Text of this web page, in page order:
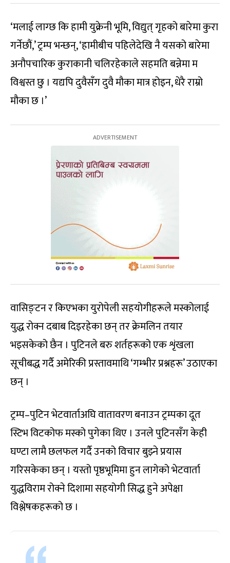
‘मलाई लाग्छ कि हामी युक्रेनी भूमि, विद्युत् गृहको बारेमा कुरा
गर्नेछौं,’ ट्रम्प भन्छन्, ‘हामीबीच पहिलेदेखि नै यसको बारेमा
अनौपचारिक कुराकानी चलिरहेकाले सहमति बन्नेमा म
विश्वस्त छु । यद्यपि दुवैसँग दुवै मौका मात्र होइन, धेरै राम्रो
मौका छ ।’
वासिङ्टन र किएभका युरोपेली सहयोगीहरूले मस्कोलाई
युद्ध रोक्न दबाब दिइरहेका छन् तर क्रेमलिन तयार
भइसकेको छैन । पुटिनले बरु शर्तहरूको एक शृंखला
सूचीबद्ध गर्दै अमेरिकी प्रस्तावमाथि ‘गम्भीर प्रश्नहरू’ उठाएका
छन् ।
ट्रम्प–पुटिन भेटवार्ताअघि वातावरण बनाउन ट्रम्पका दूत
स्टिभ विटकोफ मस्को पुगेका थिए । उनले पुटिनसँग केही
घण्टा लामै छलफल गर्दै उनको विचार बुझ्ने प्रयास
गरिसकेका छन् । यस्तो पृष्ठभूमिमा हुन लागेको भेटवार्ता
युद्धविराम रोक्ने दिशामा सहयोगी सिद्ध हुने अपेक्षा
विश्लेषकहरूको छ ।